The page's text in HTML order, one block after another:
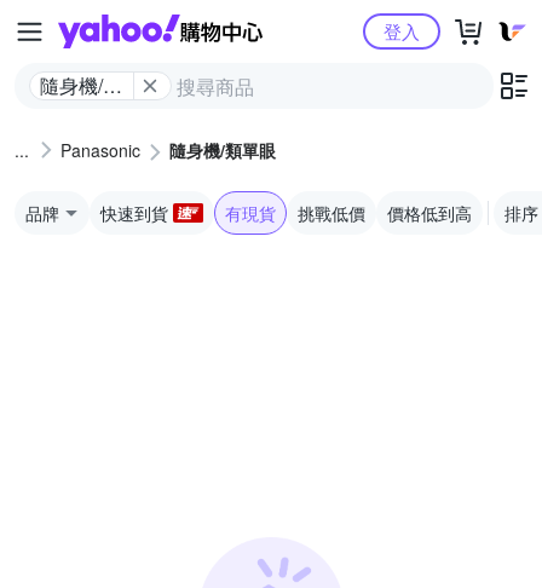
Yahoo購物中心
隨身機/類
登入
Panasonic 隨身機/類單眼
品牌 快速到貨 有現貨 挑戰低價 價格低到高 排序